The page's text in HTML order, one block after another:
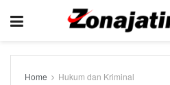
Home Hukum dan Kriminal